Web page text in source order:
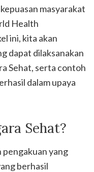
masyarakat
Health
ini, kita akan
dapat dilaksanakan
Sehat, serta contoh
dalam upaya
Sehat?
pengakuan yang
berhasil